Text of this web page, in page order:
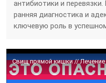
антибиотики и
ранняя диагностика и
ключевую роль в